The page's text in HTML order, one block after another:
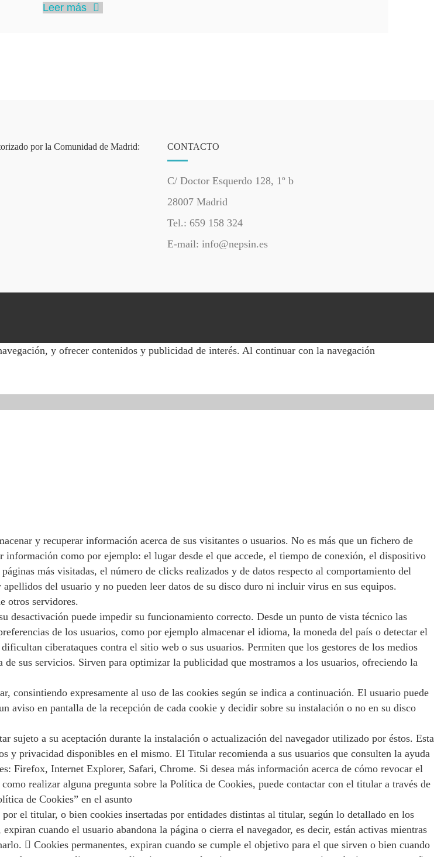
Leer más
por la Comunidad de Madrid:
CONTACTO
C/ Doctor Esquerdo 128, 1º b
28007 Madrid
Tel.: 659 158 324
E-mail: info@nepsin.es
y ofrecer contenidos y publicidad de interés. Al continuar con la navegación
y recuperar información acerca de sus visitantes o usuarios. No es más que un fichero de
como por ejemplo: el lugar desde el que accede, el tiempo de conexión, el dispositivo
más visitadas, el número de clicks realizados y de datos respecto al comportamiento del
del usuario y no pueden leer datos de su disco duro ni incluir virus en sus equipos.
otros servidores.
desactivación puede impedir su funcionamiento correcto. Desde un punto de vista técnico las
de los usuarios, como por ejemplo almacenar el idioma, la moneda del país o detectar el
ciberataques contra el sitio web o sus usuarios. Permiten que los gestores de los medios
sus servicios. Sirven para optimizar la publicidad que mostramos a los usuarios, ofreciendo la
consintiendo expresamente al uso de las cookies según se indica a continuación. El usuario puede
aviso en pantalla de la recepción de cada cookie y decidir sobre su instalación o no en su disco
sujeto a su aceptación durante la instalación o actualización del navegador utilizado por éstos. Esta
y privacidad disponibles en el mismo. El Titular recomienda a sus usuarios que consulten la ayuda
Firefox, Internet Explorer, Safari, Chrome. Si desea más información acerca de cómo revocar el
realizar alguna pregunta sobre la Política de Cookies, puede contactar con el titular a través de
de Cookies” en el asunto
el titular, o bien cookies insertadas por entidades distintas al titular, según lo detallado en los
cuando el usuario abandona la página o cierra el navegador, es decir, están activas mientras
 Cookies permanentes, expiran cuando se cumple el objetivo para el que sirven o bien cuando